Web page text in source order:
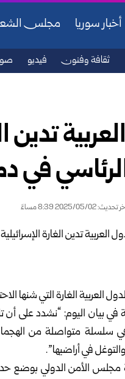
أخبار سوريا مجلس
ثقافة وفنون فيديو
تدين
في
تحديث: 2025/05/02 8:39 مساءً
العربية الغارة التي شنها
في بيان اليوم: “نشدد على
سلسلة متواصلة من
في أراضيها”.
الأمن الدولي بوضع حد